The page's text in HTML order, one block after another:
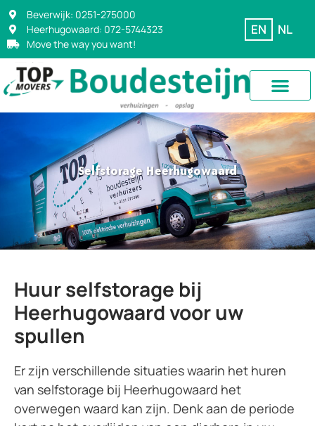
Beverwijk: 0251-275000
Heerhugowaard: 072-5744323
Move the way you want!
EN NL
Selfstorage Heerhugowaard
Huur selfstorage bij
Heerhugowaard voor uw
spullen
Er zijn verschillende situaties waarin het huren
van selfstorage bij Heerhugowaard het
overwegen waard kan zijn. Denk aan de periode